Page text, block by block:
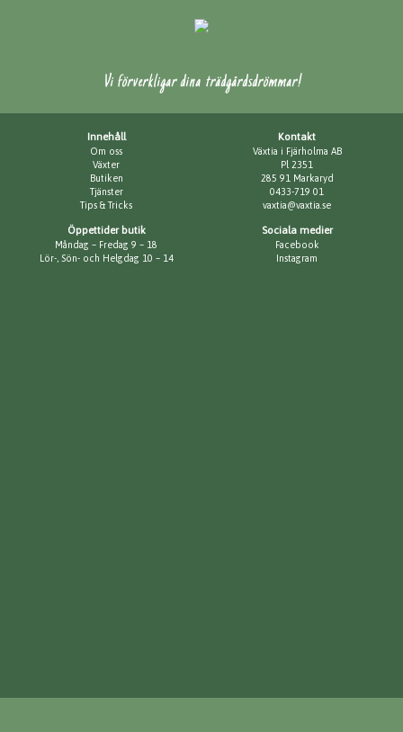
Vi förverkligar dina trädgårdsdrömmar!
Innehåll
Om oss
Växter
Butiken
Tjänster
Tips & Tricks
Kontakt
Växtia i Fjärholma AB
Pl 2351
285 91 Markaryd
0433-719 01
vaxtia@vaxtia.se
Öppettider butik
Måndag – Fredag 9 – 18
Lör-, Sön- och Helgdag 10 – 14
Sociala medier
Facebook
Instagram